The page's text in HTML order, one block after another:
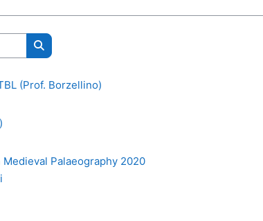
Cerca corsi
(Prof. Borzellino)
Palaeography 2020